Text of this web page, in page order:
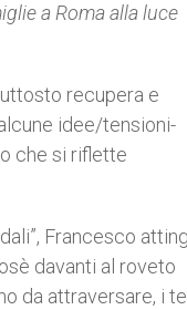
a Roma alla luce
recupera e
idee/tensioni-
che si riflette
Francesco
davanti al roveto
da attraversare, i